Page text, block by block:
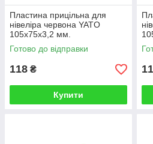
Пластина прицільна для
нівеліра червона YATO
105х75х3,2 мм.
Готово до відправки
118 ₴
Купити